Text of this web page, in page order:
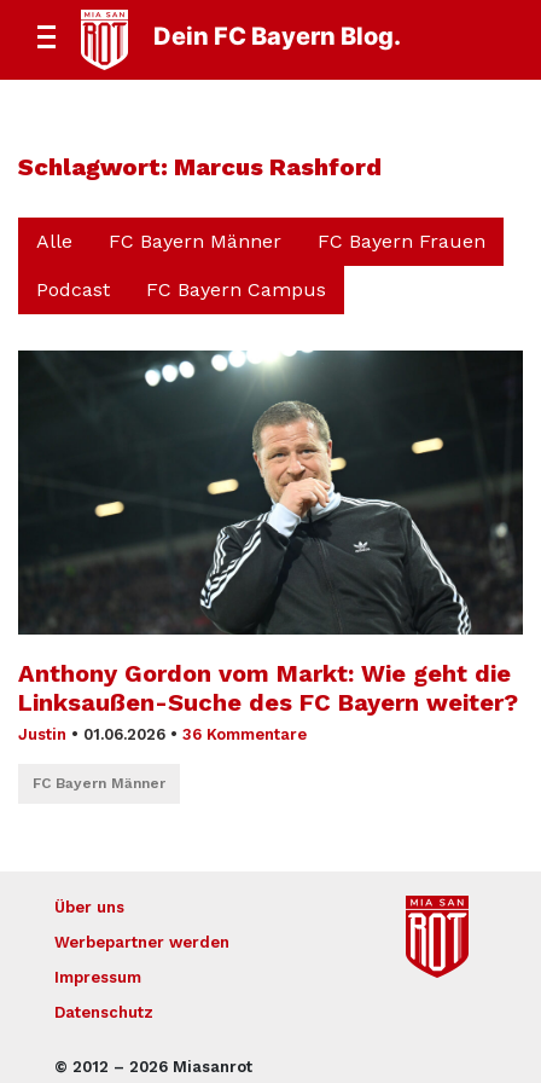
Dein FC Bayern Blog.
Schlagwort: Marcus Rashford
Alle FC Bayern Männer FC Bayern Frauen
Podcast FC Bayern Campus
Anthony Gordon vom Markt: Wie geht die
Linksaußen-Suche des FC Bayern weiter?
Justin • 01.06.2026 • 36 Kommentare
FC Bayern Männer
© 2012 – 2026 Miasanrot
Über uns
Werbepartner werden
Impressum
Datenschutz